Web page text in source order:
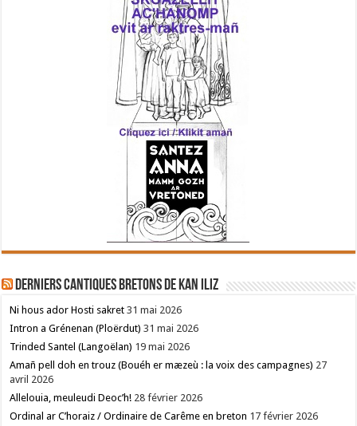
Derniers cantiques bretons de Kan Iliz
Ni hous ador Hosti sakret 31 mai 2026
Intron a Grénenan (Ploërdut) 31 mai 2026
Trinded Santel (Langoëlan) 19 mai 2026
Amañ pell doh en trouz (Bouéh er mæzeù : la voix des campagnes) 27
avril 2026
Allelouia, meuleudi Deoc’h! 28 février 2026
Ordinal ar C’horaiz / Ordinaire de Carême en breton 17 février 2026